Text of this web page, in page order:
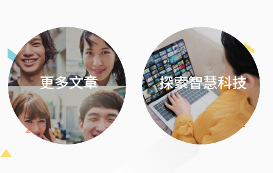
更多文章 探索智慧科技